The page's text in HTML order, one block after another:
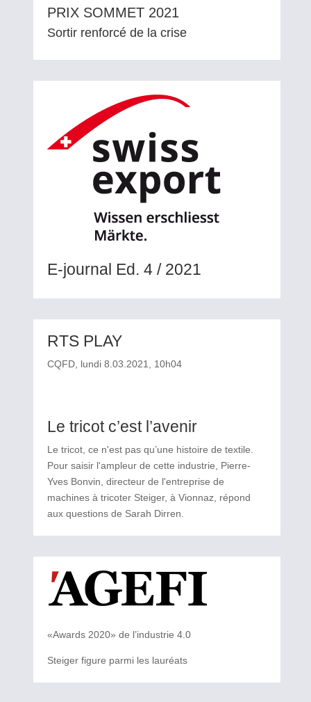
PRIX SOMMET 2021
Sortir renforcé de la crise
E-journal Ed. 4 / 2021
RTS PLAY
CQFD , lundi 8.03.2021, 10h04
Le tricot c’est l’avenir
Le tricot, ce nʹest pas qu’une histoire de textile.
Pour saisir lʹampleur de cette industrie, Pierre-
Yves Bonvin, directeur de lʹentreprise de
machines à tricoter Steiger, à Vionnaz, répond
aux questions de Sarah Dirren.
«Awards 2020» de l’industrie 4.0
Steiger figure parmi les lauréats